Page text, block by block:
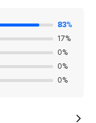
83%
17%
0%
0%
0%